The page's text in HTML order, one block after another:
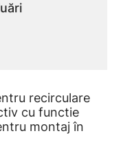
recirculare
cu functie
montaj în